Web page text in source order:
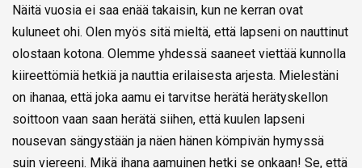
Näitä vuosia ei saa enää takaisin, kun ne kerran ovat
kuluneet ohi. Olen myös sitä mieltä, että lapseni on nauttinut
olostaan kotona. Olemme yhdessä saaneet viettää kunnolla
kiireettömiä hetkiä ja nauttia erilaisesta arjesta. Mielestäni
on ihanaa, että joka aamu ei tarvitse herätä herätyskellon
soittoon vaan saan herätä siihen, että kuulen lapseni
nousevan sängystään ja näen hänen kömpivän hymyssä
suin viereeni. Mikä ihana aamuinen hetki se onkaan! Se, että